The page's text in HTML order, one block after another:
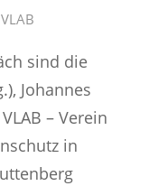
VLAB
sind die
Johannes
– Verein
in